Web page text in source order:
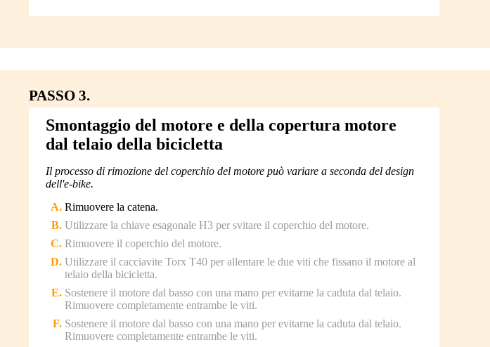
PASSO 3.
Smontaggio del motore e della copertura motore
dal telaio della bicicletta
Il processo di rimozione del coperchio del motore può variare a seconda del design
dell'e-bike.
Rimuovere la catena.
Utilizzare la chiave esagonale H3 per svitare il coperchio del motore.
Rimuovere il coperchio del motore.
Utilizzare il cacciavite Torx T40 per allentare le due viti che fissano il motore al
telaio della bicicletta.
Sostenere il motore dal basso con una mano per evitarne la caduta dal telaio.
Rimuovere completamente entrambe le viti.
Sostenere il motore dal basso con una mano per evitarne la caduta dal telaio.
Rimuovere completamente entrambe le viti.